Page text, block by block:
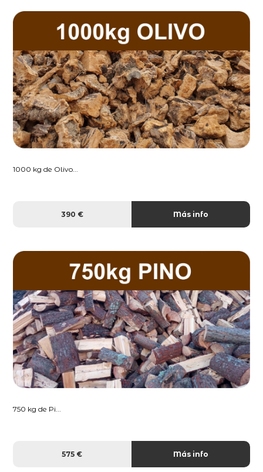
1000 kg de Olivo...
390 € Más info
750 kg de Pi...
575 € Más info